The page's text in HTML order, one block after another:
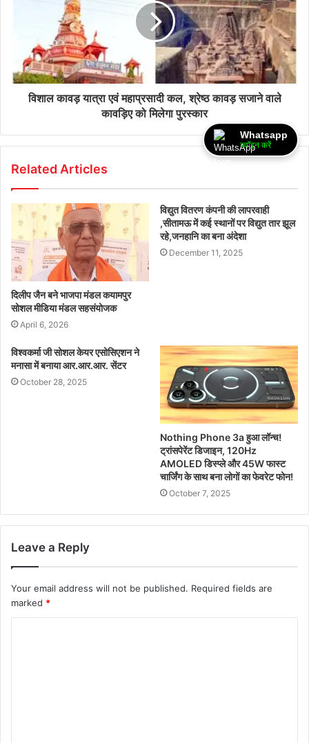
विशाल कावड़ यात्रा एवं महाप्रसादी कल, श्रेष्ठ कावड़ सजाने वाले
कावड़िए को मिलेगा पुरस्कार
Related Articles
दिलीप जैन बने भाजपा मंडल कयामपुर
सोशल मीडिया मंडल सहसंयोजक
April 6, 2026
विद्युत वितरण कंपनी की लापरवाही
,सीतामऊ में कई स्थानों पर विद्युत तार झूल
रहे,जनहानि का बना अंदेशा
December 11, 2025
विश्वकर्मा जी सोशल केयर एसोसिएशन ने
मनासा में बनाया आर.आर.आर. सेंटर
October 28, 2025
Nothing Phone 3a हुआ लॉन्च!
ट्रांसपेरेंट डिजाइन, 120Hz
AMOLED डिस्प्ले और 45W फास्ट
चार्जिंग के साथ बना लोगों का फेवरेट फोन!
October 7, 2025
Leave a Reply
Your email address will not be published. Required fields are
marked *
Whatsapp
ज्वॉइन करें